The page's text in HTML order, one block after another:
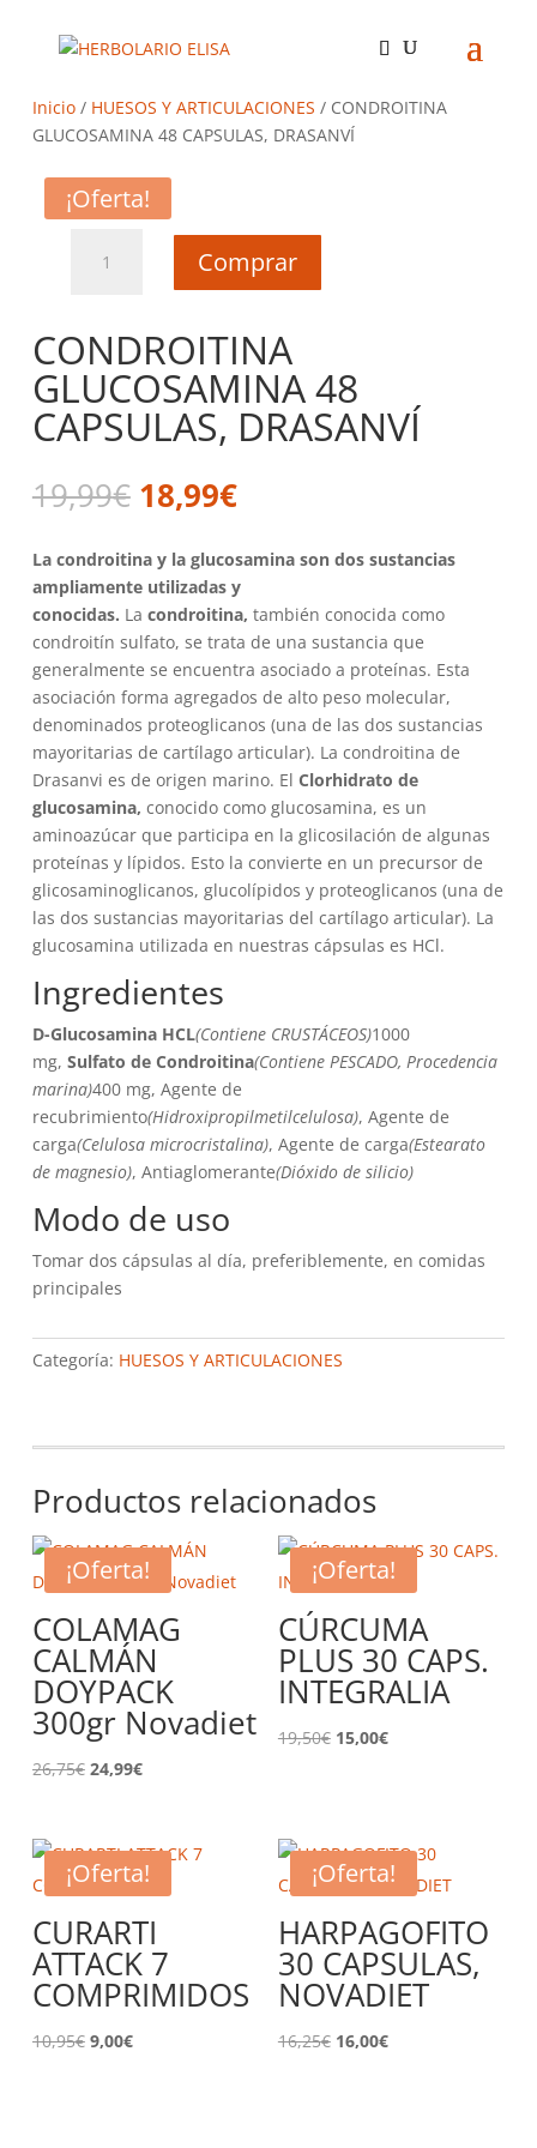
Inicio/ HUESOS Y ARTICULACIONES / CONDROITINA
GLUCOSAMINA 48 CAPSULAS, DRASANVÍ
¡Oferta!
CONDROITINA
GLUCOSAMINA
DRASANVÍ
cantidad
Comprar
CONDROITINA
GLUCOSAMINA 48
CAPSULAS, DRASANVÍ
19,99€ El
precio
original
era:
19,99€.
18,99€El
precio
actual
es:
18,99€.
La condroitina y la glucosamina son dos sustancias
ampliamente utilizadas y
conocidas. La condroitina, también conocida como
condroitín sulfato, se trata de una sustancia que
generalmente se encuentra asociado a proteínas. Esta
asociación forma agregados de alto peso molecular,
denominados proteoglicanos (una de las dos sustancias
mayoritarias de cartílago articular). La condroitina de
Drasanvi es de origen marino. El Clorhidrato de
glucosamina, conocido como glucosamina, es un
aminoazúcar que participa en la glicosilación de algunas
proteínas y lípidos. Esto la convierte en un precursor de
glicosaminoglicanos, glucolípidos y proteoglicanos (una de
las dos sustancias mayoritarias del cartílago articular). La
glucosamina utilizada en nuestras cápsulas es HCl.
Ingredientes
D-Glucosamina HCL(Contiene CRUSTÁCEOS)1000
mg, Sulfato de Condroitina(Contiene PESCADO, Procedencia
marina)400 mg, Agente de
recubrimiento(Hidroxipropilmetilcelulosa), Agente de
carga(Celulosa microcristalina), Agente de carga(Estearato
de magnesio), Antiaglomerante(Dióxido de silicio)
Modo de uso
Tomar dos cápsulas al día, preferiblemente, en comidas
principales
Categoría: HUESOS Y ARTICULACIONES
Productos relacionados
¡Oferta!
COLAMAG
CALMÁN
DOYPACK
300gr Novadiet
26,75€ El
era:
26,75€.
24,99€El
es:
24,99€.
¡Oferta!
CÚRCUMA
PLUS 30 CAPS.
INTEGRALIA
19,50€ El
19,50€.
15,00€El
15,00€.
¡Oferta!
CURARTI
ATTACK 7
COMPRIMIDOS
10,95€ El
9,00€El
¡Oferta!
HARPAGOFITO
30 CAPSULAS,
NOVADIET
16,25€ El
16,00€El